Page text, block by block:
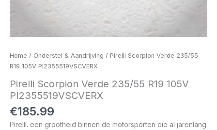
Home / Onderstel & Aandrijving / Pirelli Scorpion Verde 235/55
R19 105V PI2355519VSCVERX
Pirelli Scorpion Verde 235/55 R19 105V
PI2355519VSCVERX
€185.99
Pirelli. een grootheid binnen de motorsporten die al jarenlang